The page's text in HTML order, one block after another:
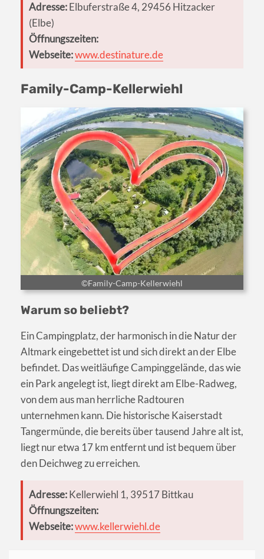
Adresse:Elbuferstraße 4, 29456 Hitzacker
(Elbe)
Öffnungszeiten:
Webseite:www.destinature.de
Family-Camp-Kellerwiehl
©Family-Camp-Kellerwiehl
Warum so beliebt?
Ein Campingplatz, der harmonisch in die Natur der
Altmark eingebettet ist und sich direkt an der Elbe
befindet. Das weitläufige Campinggelände, das wie
ein Park angelegt ist, liegt direkt am Elbe-Radweg,
von dem aus man herrliche Radtouren
unternehmen kann. Die historische Kaiserstadt
Tangermünde, die bereits über tausend Jahre alt ist,
liegt nur etwa 17 km entfernt und ist bequem über
den Deichweg zu erreichen.
Adresse:Kellerwiehl 1, 39517 Bittkau
Öffnungszeiten:
Webseite:www.kellerwiehl.de